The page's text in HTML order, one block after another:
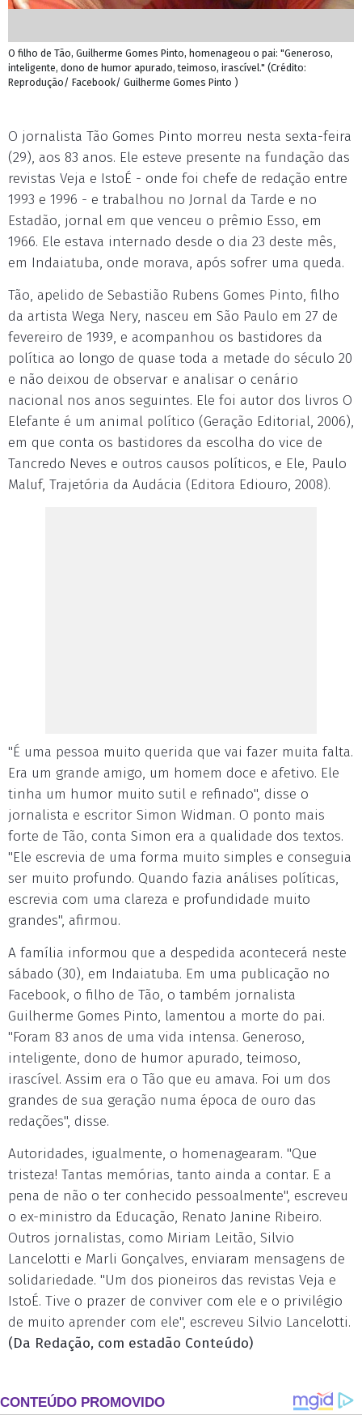
O filho de Tão, Guilherme Gomes Pinto, homenageou o pai: "Generoso,
inteligente, dono de humor apurado, teimoso, irascível." (Crédito:
Reprodução/ Facebook/ Guilherme Gomes Pinto )
O jornalista Tão Gomes Pinto morreu nesta sexta-feira
(29), aos 83 anos. Ele esteve presente na fundação das
revistas Veja e IstoÉ - onde foi chefe de redação entre
1993 e 1996 - e trabalhou no Jornal da Tarde e no
Estadão, jornal em que venceu o prêmio Esso, em
1966. Ele estava internado desde o dia 23 deste mês,
em Indaiatuba, onde morava, após sofrer uma queda.
Tão, apelido de Sebastião Rubens Gomes Pinto, filho
da artista Wega Nery, nasceu em São Paulo em 27 de
fevereiro de 1939, e acompanhou os bastidores da
política ao longo de quase toda a metade do século 20
e não deixou de observar e analisar o cenário
nacional nos anos seguintes. Ele foi autor dos livros O
Elefante é um animal político (Geração Editorial, 2006),
em que conta os bastidores da escolha do vice de
Tancredo Neves e outros causos políticos, e Ele, Paulo
Maluf, Trajetória da Audácia (Editora Ediouro, 2008).
"É uma pessoa muito querida que vai fazer muita falta.
Era um grande amigo, um homem doce e afetivo. Ele
tinha um humor muito sutil e refinado", disse o
jornalista e escritor Simon Widman. O ponto mais
forte de Tão, conta Simon era a qualidade dos textos.
"Ele escrevia de uma forma muito simples e conseguia
ser muito profundo. Quando fazia análises políticas,
escrevia com uma clareza e profundidade muito
grandes", afirmou.
A família informou que a despedida acontecerá neste
sábado (30), em Indaiatuba. Em uma publicação no
Facebook, o filho de Tão, o também jornalista
Guilherme Gomes Pinto, lamentou a morte do pai.
"Foram 83 anos de uma vida intensa. Generoso,
inteligente, dono de humor apurado, teimoso,
irascível. Assim era o Tão que eu amava. Foi um dos
grandes de sua geração numa época de ouro das
redações", disse.
Autoridades, igualmente, o homenagearam. "Que
tristeza! Tantas memórias, tanto ainda a contar. E a
pena de não o ter conhecido pessoalmente", escreveu
o ex-ministro da Educação, Renato Janine Ribeiro.
Outros jornalistas, como Miriam Leitão, Silvio
Lancelotti e Marli Gonçalves, enviaram mensagens de
solidariedade. "Um dos pioneiros das revistas Veja e
IstoÉ. Tive o prazer de conviver com ele e o privilégio
de muito aprender com ele", escreveu Silvio Lancelotti.
(Da Redação, com estadão Conteúdo)